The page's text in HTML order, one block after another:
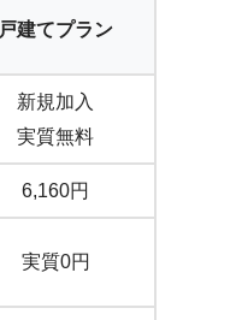
戸建てプラン
新規加入
実質無料
6,160円
実質0円